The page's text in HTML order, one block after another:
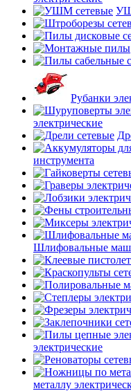
Рубанки
электрические
инструмента
Шлифовальные
электрические
металлу